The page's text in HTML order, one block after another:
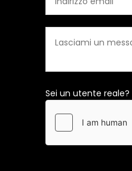
Sei un utente reale?